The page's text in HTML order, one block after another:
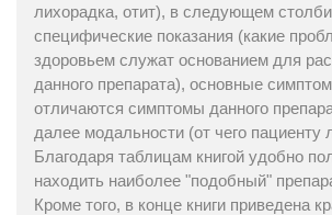
лихорадка, отит), в следующем
специфические показания (какие
здоровьем служат основанием для
данного препарата), основные
отличаются симптомы данного
далее модальности (от чего пациенту
Благодаря таблицам книгой удобно
находить наиболее "подобный"
Кроме того, в конце книги приведена